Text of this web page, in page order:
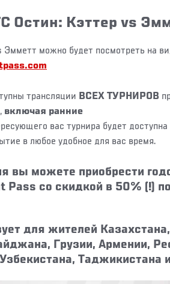
Остин: Кэттер vs
Эмметт можно будет посмотреть на
трансляции ВСЕХ ТУРНИРОВ
включая ранние
вас турнира будет доступна
в любое удобное для вас время.
вы можете приобрести
Pass со скидкой в 50% (!)
для жителей Казахстана,
Грузии, Армении,
Таджикистана